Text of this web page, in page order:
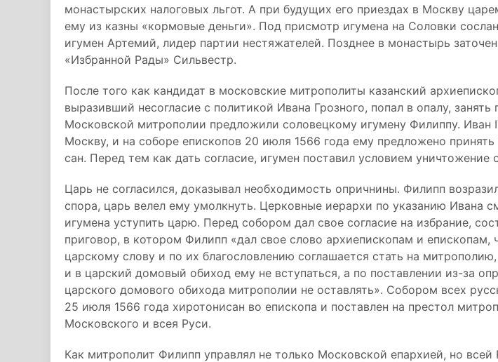
монастырских налоговых льгот. А при будущих его приездах в Москву
ему из казны «кормовые деньги». Под присмотр игумена на Соловки
игумен Артемий, лидер партии нестяжателей. Позднее в монастырь
«Избранной Рады» Сильвестр.
После того как кандидат в московские митрополиты казанский
выразивший несогласие с политикой Ивана Грозного, попал в опалу, занять
Московской митрополии предложили соловецкому игумену Филиппу. Иван
Москву, и на соборе епископов 20 июля 1566 года ему предложено
сан. Перед тем как дать согласие, игумен поставил условием уничтожение
Царь не согласился, доказывал необходимость опричнины. Филипп
спора, царь велел ему умолкнуть. Церковные иерархи по указанию Ивана
игумена уступить царю. Перед собором дал свое согласие на избрание,
приговор, в котором Филипп «дал свое слово архиепископам и епископам,
царскому слову и по их благословлению соглашается стать на
и в царский домовый обиход ему не вступаться, а по поставлении из-за
царского домового обихода митрополии не оставлять». Собором всех
25 июля 1566 года хиротонисан во епископа и поставлен на престол
Московского и всея Руси.
Как митрополит Филипп управлял не только Московской епархией, но всей